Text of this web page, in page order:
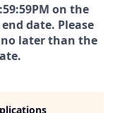
on the
date. Please
later than the